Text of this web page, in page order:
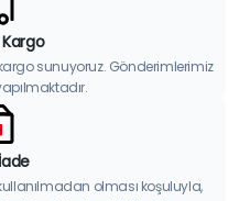
sunuyoruz. Gönderimlerimiz
olması koşuluyla,